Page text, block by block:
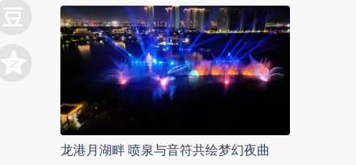
龙港月湖畔 喷泉与音符共绘梦幻夜曲